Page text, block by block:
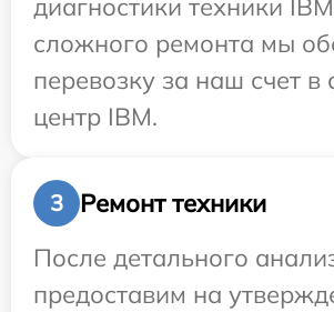
диагностики техники
сложного ремонта мы
перевозку за наш счет в
центр IBM.
3
Ремонт техники
После детального
предоставим на